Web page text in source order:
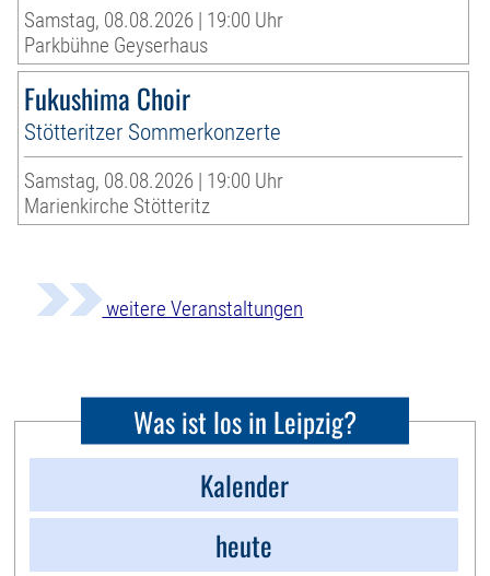
Samstag, 08.08.2026 | 19:00 Uhr
Parkbühne Geyserhaus
Fukushima Choir
Stötteritzer Sommerkonzerte
Samstag, 08.08.2026 | 19:00 Uhr
Marienkirche Stötteritz
weitere Veranstaltungen
Was ist los in Leipzig?
Kalender
heute